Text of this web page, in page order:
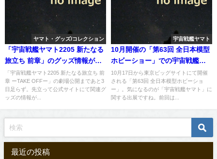
ヤマト・グッズ/コレクション
「宇宙戦艦ヤマト2205 新たなる
旅立ち 前章」のグッズ情報が公
開
「宇宙戦艦ヤマト2205 新たなる旅立ち 前
章 ーTAKE OFFー」の劇場公開まであと3
日足らず。先立って公式サイトにて関連グ
ッズの情報が...
宇宙戦艦ヤマト
10月開催の「第63回 全日本模型
ホビーショー」での宇宙戦艦ヤ
マト関連品の出展は
10月17日から東京ビッグサイトにて開催
される「第63回 全日本模型ホビーショ
ー」。気になるのが「宇宙戦艦ヤマト」に
関する出展ですね。前回は...
最近の投稿